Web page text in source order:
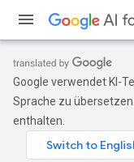
Google verwendet KI-
Sprache zu
enthalten.